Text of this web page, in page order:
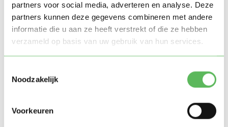
partners voor social media, adverteren en analyse. Deze
partners kunnen deze gegevens combineren met andere
informatie die u aan ze heeft verstrekt of die ze hebben
verzameld op basis van uw gebruik van hun services.
Noodzakelijk
Voorkeuren
stoppen of een moeilijke situatie te de-escaleren is
door het kind af te leiden. Begin een nieuw spel, vraag
Kinderen hebben vaak het gevoel dat ze controle